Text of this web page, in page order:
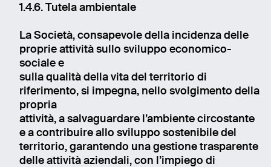
1.4.6. Tutela ambientale
La Società, consapevole della incidenza delle
proprie attività sullo sviluppo economico-
sociale e
sulla qualità della vita del territorio di
riferimento, si impegna, nello svolgimento della
propria
attività, a salvaguardare l’ambiente circostante
e a contribuire allo sviluppo sostenibile del
territorio, garantendo una gestione trasparente
delle attività aziendali, con l’impiego di